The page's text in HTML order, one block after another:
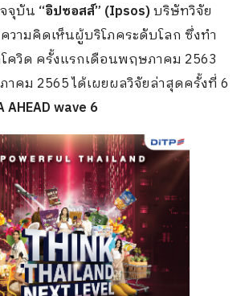
จุบัน “อิปซอสส์” (Ipsos)บริษัทวิจัย
วามคิดเห็นผู้บริโภคระดับโลก ซึ่งทำ
ควิด ครั้งแรกเดือนพฤษภาคม 2563
คม 2565 ได้เผยผลวิจัยล่าสุดครั้งที่ 6
AHEAD wave 6